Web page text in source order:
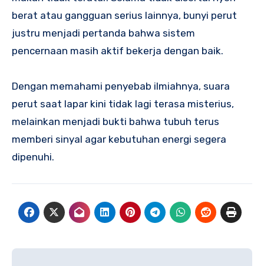
berat atau gangguan serius lainnya, bunyi perut
justru menjadi pertanda bahwa sistem
pencernaan masih aktif bekerja dengan baik.
Dengan memahami penyebab ilmiahnya, suara
perut saat lapar kini tidak lagi terasa misterius,
melainkan menjadi bukti bahwa tubuh terus
memberi sinyal agar kebutuhan energi segera
dipenuhi.